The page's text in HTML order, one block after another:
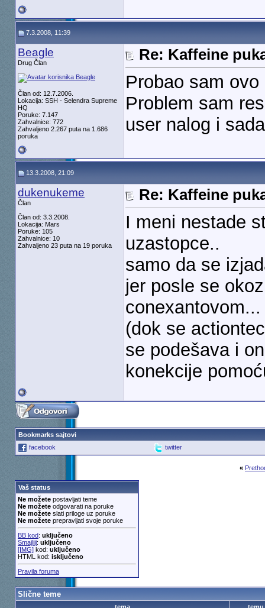
7.3.2008, 11:39
Beagle
Drug Član
Član od: 12.7.2006.
Lokacija: SSH - Selendra Supreme
HQ
Poruke: 7.147
Zahvalnice: 772
Zahvaljeno 2.267 puta na 1.686
poruka
Re: Kaffeine
Probao sam
Problem sam
user nalog i
13.3.2008, 21:09
dukenukeme
Član
Član od: 3.3.2008.
Lokacija: Mars
Poruke: 105
Zahvalnice: 10
Zahvaljeno 23 puta na 19 poruka
Re: Kaffeine
I meni nestade
uzastopce..
samo da se
jer posle se
(dok se
se podešava i
konekcije
Bookmarks sajtovi
facebook
twitter
«
Vaš status
Ne možetepostavljati teme
Ne možeteodgovarati na poruke
Ne možeteslati priloge uz poruke
Ne možeteprepravljati svoje poruke
BB kod: uključeno
Smajliji: uključeno
[IMG]kod: uključeno
HTML kod: isključeno
Pravila foruma
Slične teme